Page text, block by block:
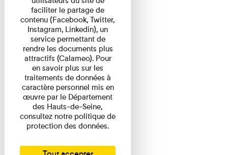
faciliter le partage de
contenu (Facebook, Twitter,
Instagram, Linkedin), un
service permettant de
rendre les documents plus
attractifs (Calameo). Pour
en savoir plus sur les
traitements de données à
caractère personnel mis en
œuvre par le Département
des Hauts-de-Seine,
consultez notre politique de
protection des données.